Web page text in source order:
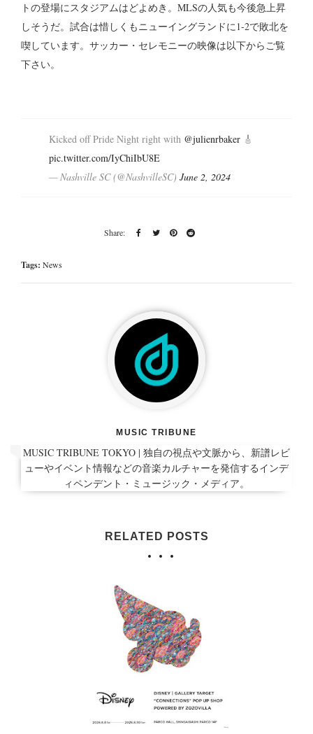
トの登場にスタジアムはどよめき。MLSの人気も今後急上昇
しそうだ。試合は惜しくもニューイングランドに1-2で敗北を
喫しています。サッカー・セレモニーの映像は以下からご覧
下さい。
Kicked off Pride Night right with @julienrbaker 🎸
pic.twitter.com/IyChiIbU8E
— Nashville SC (@NashvilleSC) June 2, 2024
Tags: News
MUSIC TRIBUNE
MUSIC TRIBUNE TOKYO | 独自の視点や文脈から、新譜レビ
ューやイベント情報などの音楽カルチャーを発信するインデ
ィペンデント・ミュージック・メディア。
RELATED POSTS